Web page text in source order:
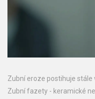
Zubní eroze postihuje stále
Zubní fazety - keramické